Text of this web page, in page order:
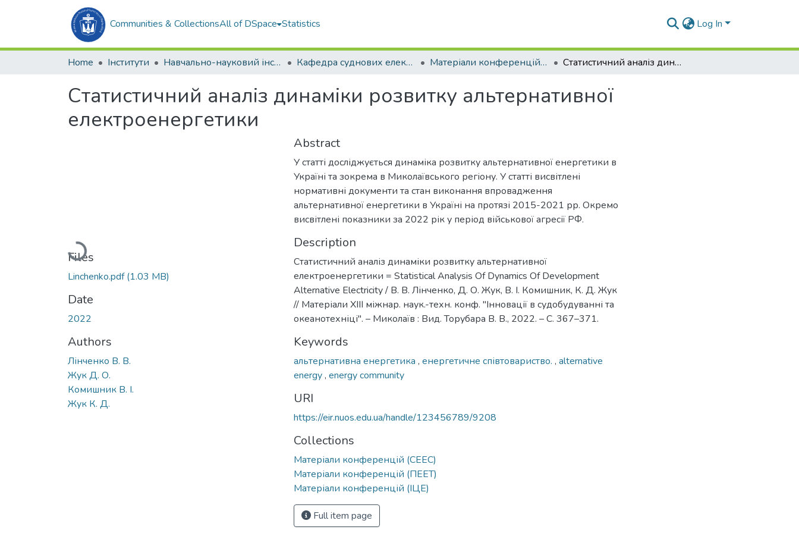
Communities & CollectionsAll of DSpace Statistics Log In
Home Інститути Навчально-науковий інститут автоматики та електротехніки (ННІАЕ) Кафедра суднових електроенергетичних систем (СЕЕС) Матеріали конференцій (СЕЕС) Статистичний аналіз динаміки розвитку альтернативної електроенергетики
Статистичний аналіз динаміки розвитку альтернативної
електроенергетики
Loading...
Files
Linchenko.pdf(1.03 MB)
Date
2022
Authors
Лінченко В. В.
Жук Д. О.
Комишник В. І.
Жук К. Д.
Abstract
У статті досліджується динаміка розвитку альтернативної енергетики в
Україні та зокрема в Миколаївського регіону. У статті висвітлені
нормативні документи та стан виконання впровадження
альтернативної енергетики в Україні на протязі 2015-2021 рр. Окремо
висвітлені показники за 2022 рік у період військової агресії РФ.
Description
Статистичний аналіз динаміки розвитку альтернативної
електроенергетики = Statistical Analysis Of Dynamics Of Development
Alternative Electricity / В. В. Лінченко, Д. О. Жук, В. І. Комишник, К. Д. Жук
// Матеріали ХIII міжнар. наук.-техн. конф. "Інновації в судобудуванні та
океанотехніці". – Миколаїв : Вид. Торубара В. В., 2022. – С. 367–371.
Keywords
альтернативна енергетика , енергетичне співтовариство. , alternative
energy, energy community
URI
https://eir.nuos.edu.ua/handle/123456789/9208
Collections
Матеріали конференцій (СЕЕС)
Матеріали конференцій (ПЕЕТ)
Матеріали конференцій (ІЦЕ)
Full item page